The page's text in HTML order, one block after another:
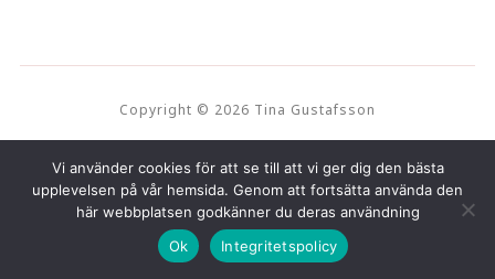
Copyright © 2026 Tina Gustafsson
Vi använder cookies för att se till att vi ger dig den bästa
upplevelsen på vår hemsida. Genom att fortsätta använda den
här webbplatsen godkänner du deras användning
Ok
Integritetspolicy